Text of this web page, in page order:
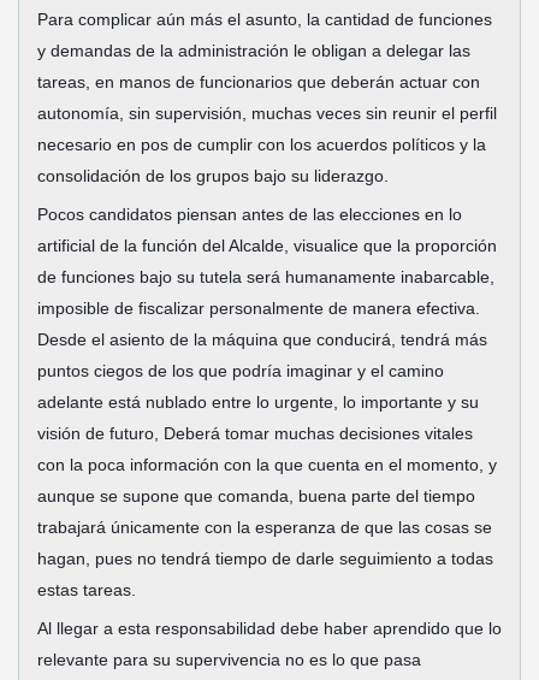
Para complicar aún más el asunto, la cantidad de funciones
y demandas de la administración le obligan a delegar las
tareas, en manos de funcionarios que deberán actuar con
autonomía, sin supervisión, muchas veces sin reunir el perfil
necesario en pos de cumplir con los acuerdos políticos y la
consolidación de los grupos bajo su liderazgo.
Pocos candidatos piensan antes de las elecciones en lo
artificial de la función del Alcalde, visualice que la proporción
de funciones bajo su tutela será humanamente inabarcable,
imposible de fiscalizar personalmente de manera efectiva.
Desde el asiento de la máquina que conducirá, tendrá más
puntos ciegos de los que podría imaginar y el camino
adelante está nublado entre lo urgente, lo importante y su
visión de futuro, Deberá tomar muchas decisiones vitales
con la poca información con la que cuenta en el momento, y
aunque se supone que comanda, buena parte del tiempo
trabajará únicamente con la esperanza de que las cosas se
hagan, pues no tendrá tiempo de darle seguimiento a todas
estas tareas.
Al llegar a esta responsabilidad debe haber aprendido que lo
relevante para su supervivencia no es lo que pasa